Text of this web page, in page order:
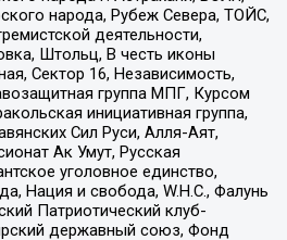
народа, Рубеж Севера, ТОЙС,
деятельности,
Штольц, В честь иконы
Сектор 16, Независимость,
группа МПГ, Курсом
инициативная группа,
Сил Руси, Алля-Аят,
Ак Умут, Русская
уголовное единство,
Нация и свобода, W.H.С., Фалунь
Патриотический клуб-
державный союз, Фонд